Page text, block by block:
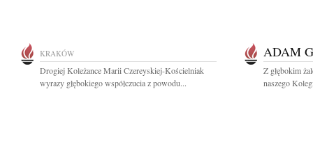
KRAKÓW
Drogiej Koleżance Marii Czereyskiej-Kościelniak
wyrazy głębokiego współczucia z powodu...
ADAM
Z głębokim
naszego